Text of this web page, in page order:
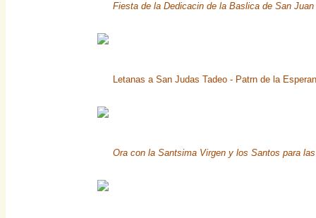
Fiesta de la Dedicacin de la Baslica de San Juan
Letanas a San Judas Tadeo - Patrn de la
Ora con la Santsima Virgen y los Santos para